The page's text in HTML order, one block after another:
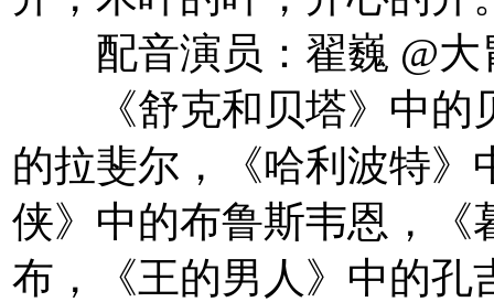
配音演员：翟巍 @大
《舒克和贝塔》中的
的拉斐尔，《哈利波特》
侠》中的布鲁斯韦恩，《
布，《王的男人》中的